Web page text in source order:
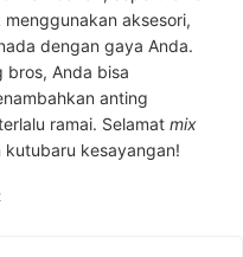
aksesori,
dengan gaya Anda.
bros, Anda bisa
anting
ramai. Selamat mix
kesayangan!